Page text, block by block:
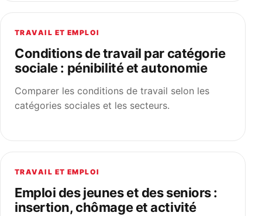
TRAVAIL ET EMPLOI
Conditions de travail par catégorie
sociale : pénibilité et autonomie
Comparer les conditions de travail selon les
catégories sociales et les secteurs.
TRAVAIL ET EMPLOI
Emploi des jeunes et des seniors :
insertion, chômage et activité